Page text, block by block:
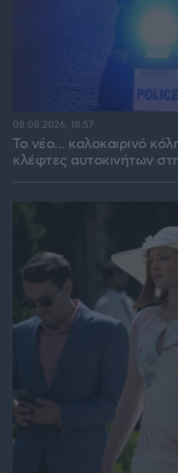
Το νέο... καλοκαιρινό
κλέφτες αυτοκινήτων
08.08.2026, 18:57